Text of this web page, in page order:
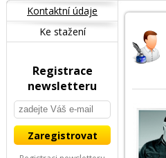
Kontaktní údaje
Ke stažení
Registrace
newsletteru